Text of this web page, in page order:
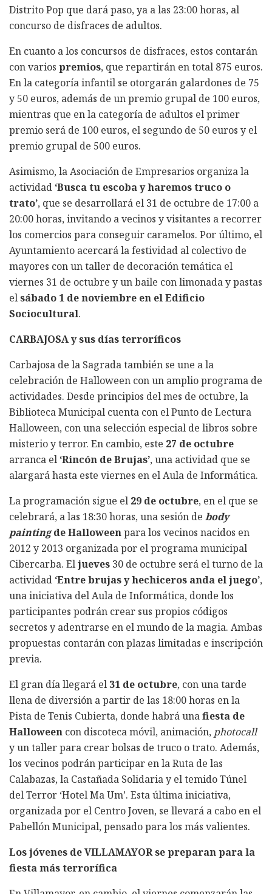
Distrito Pop que dará paso, ya a las 23:00 horas, al
concurso de disfraces de adultos.
En cuanto a los concursos de disfraces, estos contarán
con varios premios, que repartirán en total 875 euros.
En la categoría infantil se otorgarán galardones de 75
y 50 euros, además de un premio grupal de 100 euros,
mientras que en la categoría de adultos el primer
premio será de 100 euros, el segundo de 50 euros y el
premio grupal de 500 euros.
Asimismo, la Asociación de Empresarios organiza la
actividad ‘Busca tu escoba y haremos truco o
trato’, que se desarrollará el 31 de octubre de 17:00 a
20:00 horas, invitando a vecinos y visitantes a recorrer
los comercios para conseguir caramelos. Por último, el
Ayuntamiento acercará la festividad al colectivo de
mayores con un taller de decoración temática el
viernes 31 de octubre y un baile con limonada y pastas
elsábado 1 de noviembre en el Edificio
Sociocultural.
CARBAJOSA y sus días terroríficos
Carbajosa de la Sagrada también se une a la
celebración de Halloween con un amplio programa de
actividades. Desde principios del mes de octubre, la
Biblioteca Municipal cuenta con el Punto de Lectura
Halloween, con una selección especial de libros sobre
misterio y terror. En cambio, este 27 de octubre
arranca el ‘Rincón de Brujas’, una actividad que se
alargará hasta este viernes en el Aula de Informática.
La programación sigue el 29 de octubre, en el que se
celebrará, a las 18:30 horas, una sesión de body
paintingde Halloweenpara los vecinos nacidos en
2012 y 2013 organizada por el programa municipal
Cibercarba. Eljueves 30 de octubre será el turno de la
actividad ‘Entre brujas y hechiceros anda el juego’,
una iniciativa del Aula de Informática, donde los
participantes podrán crear sus propios códigos
secretos y adentrarse en el mundo de la magia. Ambas
propuestas contarán con plazas limitadas e inscripción
previa.
El gran día llegará el 31 de octubre, con una tarde
llena de diversión a partir de las 18:00 horas en la
Pista de Tenis Cubierta, donde habrá unafiesta de
Halloween con discoteca móvil, animación, photocall
y un taller para crear bolsas de truco o trato. Además,
los vecinos podrán participar en la Ruta de las
Calabazas, la Castañada Solidaria y el temido Túnel
del Terror ‘Hotel Ma Um’. Esta última iniciativa,
organizada por el Centro Joven, se llevará a cabo en el
Pabellón Municipal, pensado para los más valientes.
Los jóvenes de VILLAMAYOR se preparan para la
fiesta más terrorífica